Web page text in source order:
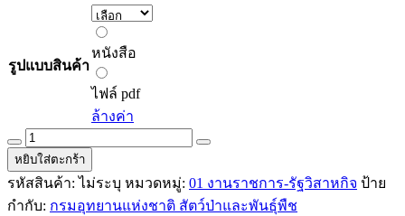
247.00 ฿
290.00 ฿
รูปแบบสินค้า
หนังสือ
หนังสือ
ไฟล์
pdf
ไฟล์ pdf
ล้างค่า
คู่มือ
เตรียม
สอบ
เจ้า
หยิบใส่ตะกร้า
รหัสสินค้า:ไม่ระบุ หมวดหมู่: 01 งานราชการ-รัฐวิสาหกิจ ป้าย
กำกับ: กรมอุทยานแห่งชาติ สัตว์ป่าและพันธุ์พืช